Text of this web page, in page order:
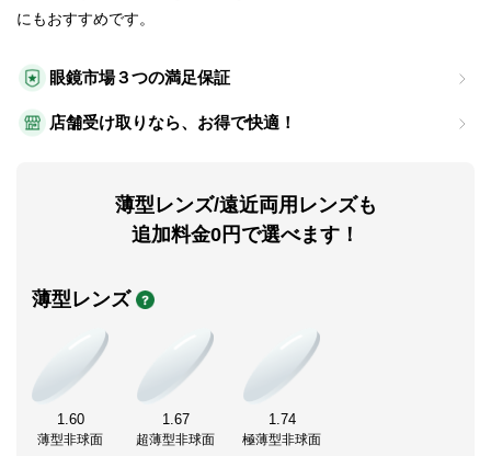
眼鏡市場３つの満足保証
店舗受け取りなら、お得で快適！
薄型レンズ/遠近両用レンズも
追加料金0円で選べます！
薄型レンズ
1.60
薄型非球面
1.67
超薄型非球面
1.74
極薄型非球面
にもおすすめです。